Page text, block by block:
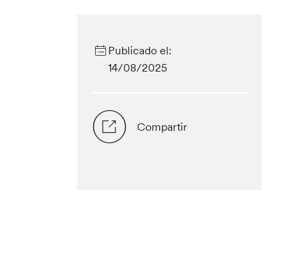
Publicado el:
14/08/2025
Compartir